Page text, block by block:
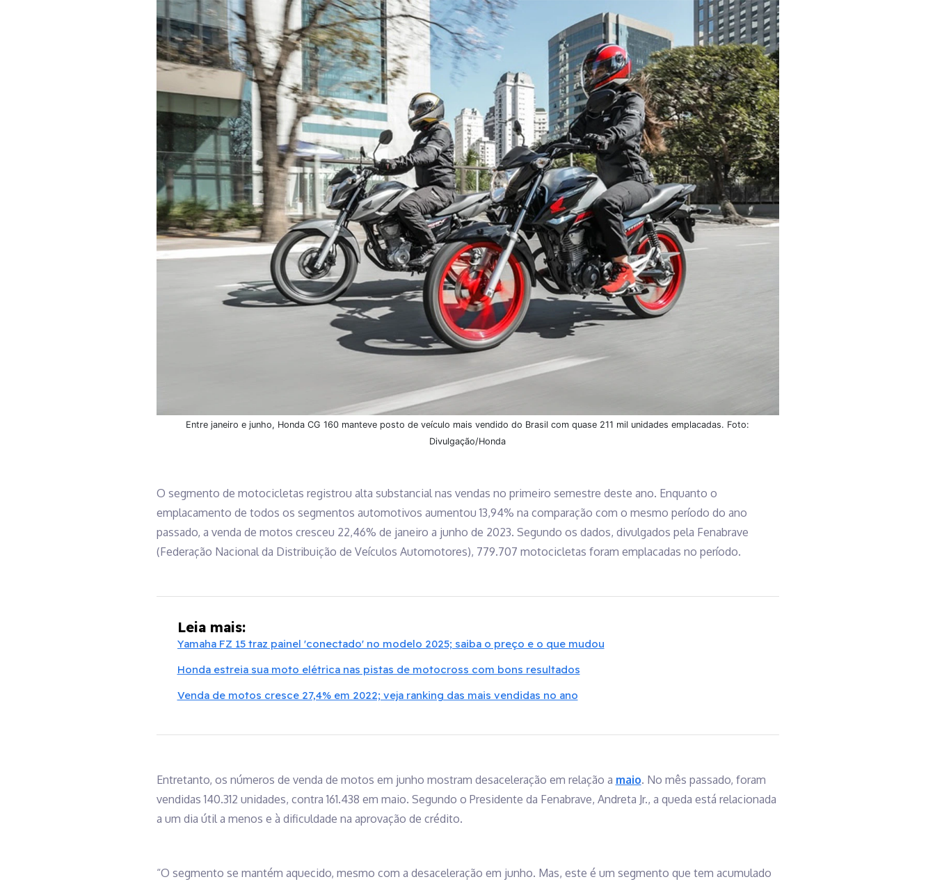
Entre janeiro e junho, Honda CG 160 manteve posto de veículo mais vendido do Brasil com quase 211 mil unidades emplacadas. Foto:
Divulgação/Honda
O segmento de motocicletas registrou alta substancial nas vendas no primeiro semestre deste ano. Enquanto o
emplacamento de todos os segmentos automotivos aumentou 13,94% na comparação com o mesmo período do ano
passado, a venda de motos cresceu 22,46% de janeiro a junho de 2023. Segundo os dados, divulgados pela Fenabrave
(Federação Nacional da Distribuição de Veículos Automotores), 779.707 motocicletas foram emplacadas no período.
Leia mais:
Yamaha FZ 15 traz painel 'conectado' no modelo 2025; saiba o preço e o que mudou
Honda estreia sua moto elétrica nas pistas de motocross com bons resultados
Venda de motos cresce 27,4% em 2022; veja ranking das mais vendidas no ano
Entretanto, os números de venda de motos em junho mostram desaceleração em relação a maio. No mês passado, foram
vendidas 140.312 unidades, contra 161.438 em maio. Segundo o Presidente da Fenabrave, Andreta Jr., a queda está relacionada
a um dia útil a menos e à dificuldade na aprovação de crédito.
“O segmento se mantém aquecido, mesmo com a desaceleração em junho. Mas, este é um segmento que tem acumulado